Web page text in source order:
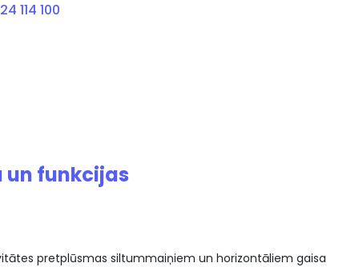
114 100
un funkcijas
pretplūsmas siltummaiņiem un horizontāliem gaisa